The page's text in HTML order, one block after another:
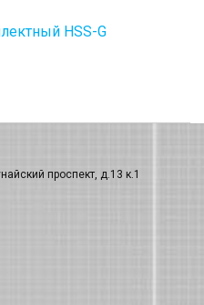
HSS-G
проспект, д.13 к.1